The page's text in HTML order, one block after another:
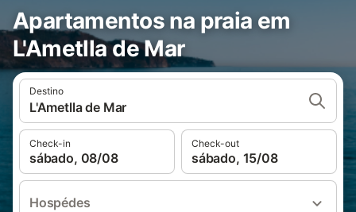
Apartamentos na praia em
L'Ametlla de Mar
Destino
L'Ametlla de Mar
Check-in
sábado, 08/08
Check-out
sábado, 15/08
Hospédes